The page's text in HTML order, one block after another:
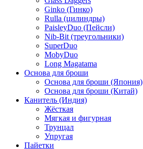
Ginko (Гинко)
Rulla (цилиндры)
PaisleyDuo (Пейсли)
Nib-Bit (треугольники)
SuperDuo
MobyDuo
Long Magatama
Основа для броши
Основа для броши (Япония)
Основа для броши (Китай)
Канитель (Индия)
Жёсткая
Мягкая и фигурная
Трунцал
Упругая
Пайетки